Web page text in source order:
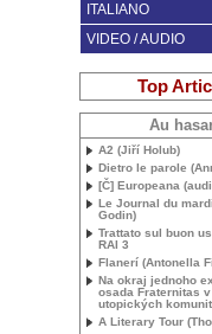
ITALIANO
VIDEO / AUDIO
Top
Au
A2 (Jiří Holub)
Dietro le parole
[Č] Europeana
Le Journal du
Godin)
Trattato sul buon
RAI 3
Flanerí (Antonella
Na okraj jednoho
osada Fraternitas
utopických
A Literary Tour